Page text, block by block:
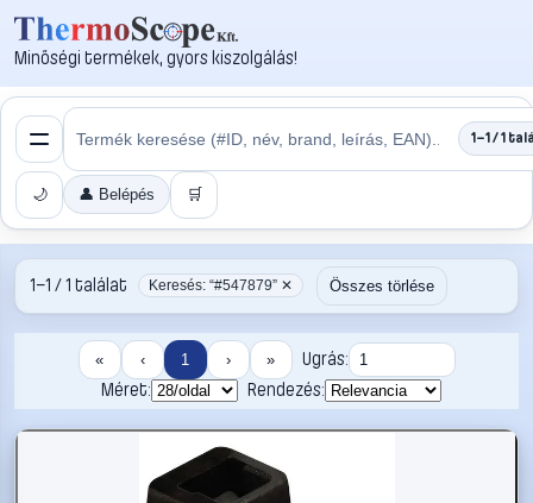
Minőségi termékek, gyors kiszolgálás!
1–1 / 1
🌙 👤 Belépés 🛒
1–1 / 1 találat Keresés: “#547879” ✕ Összes törlése
« ‹ 1 › »
Ugrás:
Méret:
Rendezés: